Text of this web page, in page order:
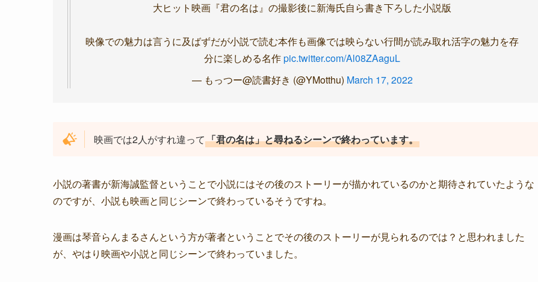
大ヒット映画『君の名は』の撮影後に新海氏自ら書き下ろした小説版
映像での魅力は言うに及ばずだが小説で読む本作も画像では映らない行間が読み取れ活字の魅力を存
分に楽しめる名作pic.twitter.com/Al08ZAaguL
— もっつー@読書好き (@YMotthu) March 17, 2022
映画では2人がすれ違って「君の名は」と尋ねるシーンで終わっています。
小説の著書が新海誠監督ということで小説にはその後のストーリーが描かれているのかと期待されていたような
のですが、小説も映画と同じシーンで終わっているそうですね。
漫画は琴音らんまるさんという方が著者ということでその後のストーリーが見られるのでは？と思われました
が、やはり映画や小説と同じシーンで終わっていました。